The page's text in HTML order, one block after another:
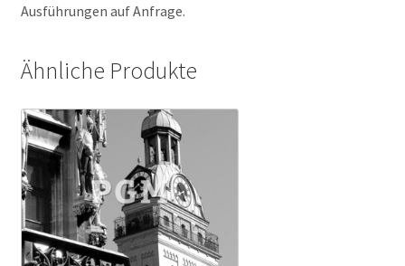
Ausführungen auf Anfrage.
Ähnliche Produkte